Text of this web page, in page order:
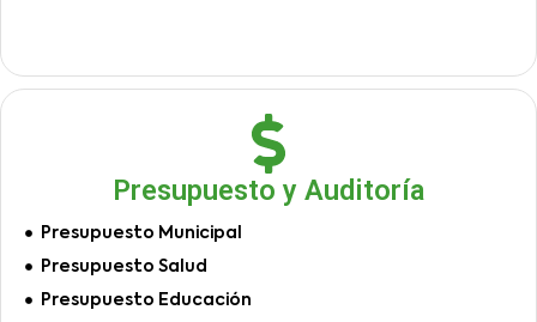
Presupuesto y Auditoría
Presupuesto Municipal
Presupuesto Salud
Presupuesto Educación